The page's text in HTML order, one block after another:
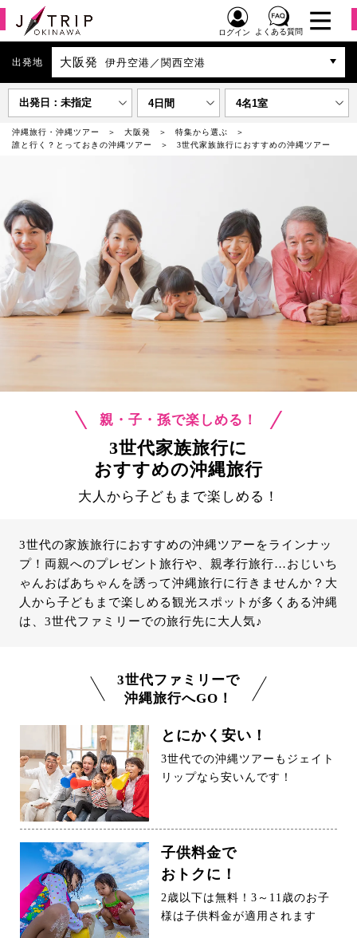
ログイン よくある質問
出発地 大阪発 伊丹空港／関西空港
出発日：未指定 4日間 4名1室
沖縄旅行・沖縄ツアー 大阪発
特集から選ぶ
誰と行く？とっておきの沖縄ツアー
3世代家族旅行におすすめの沖縄ツアー
親・子・孫で楽しめる！
3世代家族旅行に
おすすめの沖縄旅行
大人から子どもまで楽しめる！
3世代の家族旅行におすすめの沖縄ツアーをラインナッ
プ！両親へのプレゼント旅行や、親孝行旅行…おじいち
ゃんおばあちゃんを誘って沖縄旅行に行きませんか？大
人から子どもまで楽しめる観光スポットが多くある沖縄
は、3世代ファミリーでの旅行先に大人気♪
3世代ファミリーで
沖縄旅行へGO！
とにかく安い！
3世代での沖縄ツアーもジェイト
リップなら安いんです！
子供料金で
おトクに！
2歳以下は無料！3～11歳のお子
様は子供料金が適用されます